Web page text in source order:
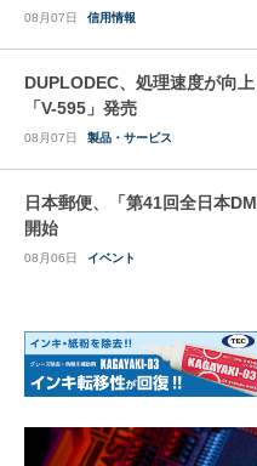
08月07日 信用情報
DUPLODEC、処理速度が向
「V-595」発売
08月07日 製品・サービス
日本郵便、「第41回全日本
開始
08月06日 イベント